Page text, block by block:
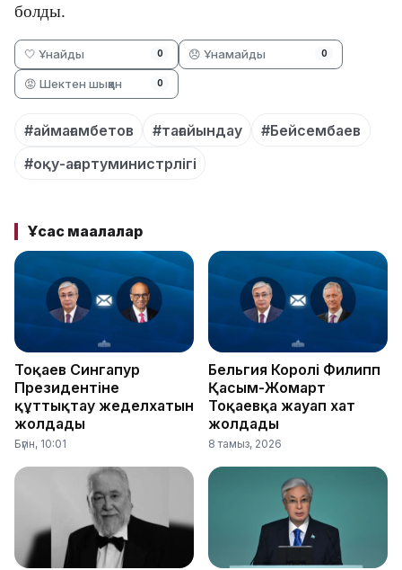
болды.
🤍 Ұнайды 0 😞 Ұнамайды 0
😡 Шектен шыққан 0
#аймағамбетов #тағайындау
#Бейсембаев
#оқу-ағартуминистрлігі
Ұқсас мақалалар
Тоқаев Сингапур
Президентіне
құттықтау жеделхатын
жолдады
Бүгін, 10:01
Бельгия Королі Филипп
Қасым-Жомарт
Тоқаевқа жауап хат
жолдады
8 тамыз, 2026